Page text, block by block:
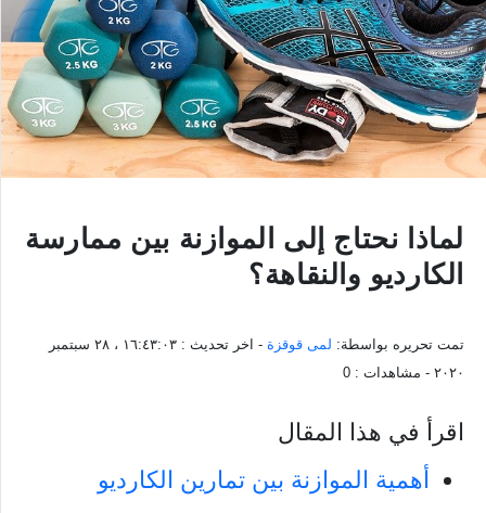
لماذا نحتاج إلى الموازنة بين ممارسة
الكارديو والنقاهة؟
تمت تحريره بواسطة: لمى قوقزة - اخر تحديث :
١٦:٤٣:٠٣ ، ٢٨ سبتمبر
٢٠٢٠ - مشاهدات : 0
اقرأ في هذا المقال
أهمية الموازنة بين تمارين الكارديو